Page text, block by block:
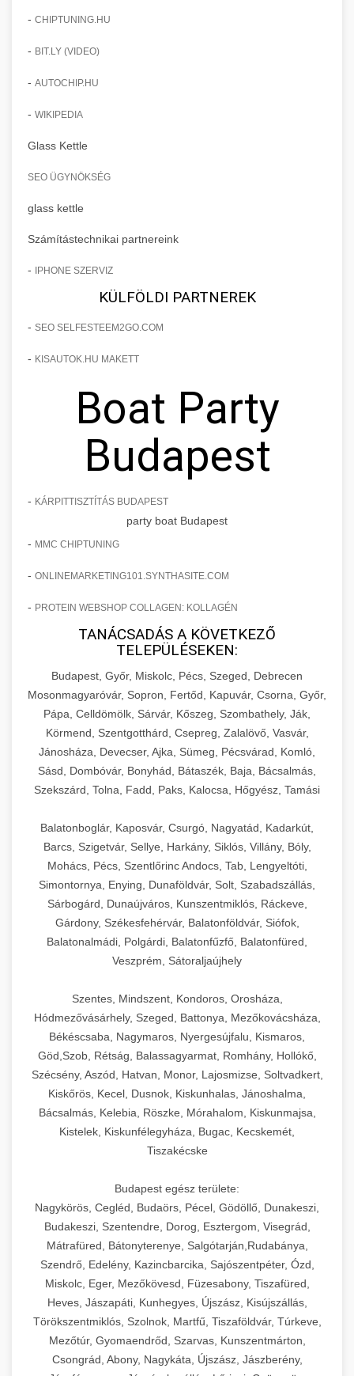
- CHIPTUNING.HU
- BIT.LY (VIDEO)
- AUTOCHIP.HU
- WIKIPEDIA
Glass Kettle
SEO ÜGYNÖKSÉG
glass kettle
Számítástechnikai partnereink
- IPHONE SZERVIZ
KÜLFÖLDI PARTNEREK
- SEO SELFESTEEM2GO.COM
- KISAUTOK.HU MAKETT
Boat Party
Budapest
- KÁRPITTISZTÍTÁS BUDAPEST
party boat Budapest
- MMC CHIPTUNING
- ONLINEMARKETING101.SYNTHASITE.COM
- PROTEIN WEBSHOP COLLAGEN: KOLLAGÉN
TANÁCSADÁS A KÖVETKEZŐ
TELEPÜLÉSEKEN:
Budapest, Győr, Miskolc, Pécs, Szeged, Debrecen
Mosonmagyaróvár, Sopron, Fertőd, Kapuvár, Csorna, Győr,
Pápa, Celldömölk, Sárvár, Kőszeg, Szombathely, Ják,
Körmend, Szentgotthárd, Csepreg, Zalalövő, Vasvár,
Jánosháza, Devecser, Ajka, Sümeg, Pécsvárad, Komló,
Sásd, Dombóvár, Bonyhád, Bátaszék, Baja, Bácsalmás,
Szekszárd, Tolna, Fadd, Paks, Kalocsa, Hőgyész, Tamási
Balatonboglár, Kaposvár, Csurgó, Nagyatád, Kadarkút,
Barcs, Szigetvár, Sellye, Harkány, Siklós, Villány, Bóly,
Mohács, Pécs, Szentlőrinc Andocs, Tab, Lengyeltóti,
Simontornya, Enying, Dunaföldvár, Solt, Szabadszállás,
Sárbogárd, Dunaújváros, Kunszentmiklós, Ráckeve,
Gárdony, Székesfehérvár, Balatonföldvár, Siófok,
Balatonalmádi, Polgárdi, Balatonfűzfő, Balatonfüred,
Veszprém, Sátoraljaújhely
Szentes, Mindszent, Kondoros, Orosháza,
Hódmezővásárhely, Szeged, Battonya, Mezőkovácsháza,
Békéscsaba, Nagymaros, Nyergesújfalu, Kismaros,
Göd,Szob, Rétság, Balassagyarmat, Romhány, Hollókő,
Szécsény, Aszód, Hatvan, Monor, Lajosmizse, Soltvadkert,
Kiskőrös, Kecel, Dusnok, Kiskunhalas, Jánoshalma,
Bácsalmás, Kelebia, Röszke, Mórahalom, Kiskunmajsa,
Kistelek, Kiskunfélegyháza, Bugac, Kecskemét,
Tiszakécske
Budapest egész területe:
Nagykörös, Cegléd, Budaörs, Pécel, Gödöllő, Dunakeszi,
Budakeszi, Szentendre, Dorog, Esztergom, Visegrád,
Mátrafüred, Bátonyterenye, Salgótarján,Rudabánya,
Szendrő, Edelény, Kazincbarcika, Sajószentpéter, Ózd,
Miskolc, Eger, Mezőkövesd, Füzesabony, Tiszafüred,
Heves, Jászapáti, Kunhegyes, Újszász, Kisújszállás,
Törökszentmiklós, Szolnok, Martfű, Tiszaföldvár, Túrkeve,
Mezőtúr, Gyomaendrőd, Szarvas, Kunszentmárton,
Csongrád, Abony, Nagykáta, Újszász, Jászberény,